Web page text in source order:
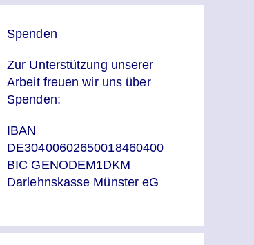
Spenden
Zur Unterstützung unserer
Arbeit freuen wir uns über
Spenden:
IBAN
DE30400602650018460400
BIC GENODEM1DKM
Darlehnskasse Münster eG